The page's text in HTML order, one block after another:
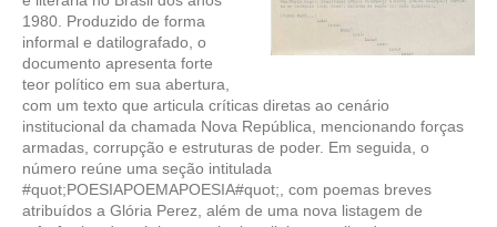
1980. Produzido de forma
informal e datilografado, o
documento apresenta forte
teor político em sua abertura,
com um texto que articula críticas diretas ao cenário
institucional da chamada Nova República, mencionando forças
armadas, corrupção e estruturas de poder. Em seguida, o
número reúne uma seção intitulada
#quot;POESIAPOEMAPOESIA#quot;, com poemas breves
atribuídos a Glória Perez, além de uma nova listagem de